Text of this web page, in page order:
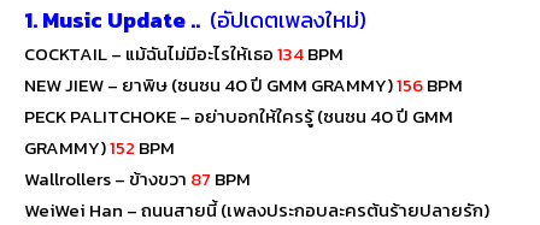
1. Music Update .. (อัปเดตเพลงใหม่)
COCKTAIL – แม้ฉันไม่มีอะไรให้เธอ134BPM
NEW JIEW – ยาพิษ (ซนซน 40 ปี GMM GRAMMY)156BPM
PECK PALITCHOKE – อย่าบอกให้ใครรู้ (ซนซน 40 ปี GMM
GRAMMY)152 BPM
Wallrollers – ข้างขวา 87 BPM
WeiWei Han – ถนนสายนี้ (เพลงประกอบละครต้นร้ายปลายรัก)